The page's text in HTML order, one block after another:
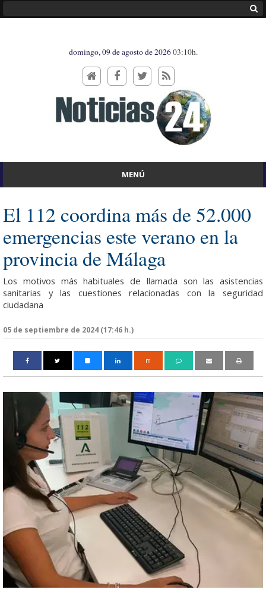
domingo, 09 de agosto de 202603:10h.
MENÚ
El 112 coordina más de 52.000
emergencias este verano en la
provincia de Málaga
Los motivos más habituales de llamada son las asistencias
sanitarias y las cuestiones relacionadas con la seguridad
ciudadana
05 de septiembre de 2024 (17:46 h.)
m